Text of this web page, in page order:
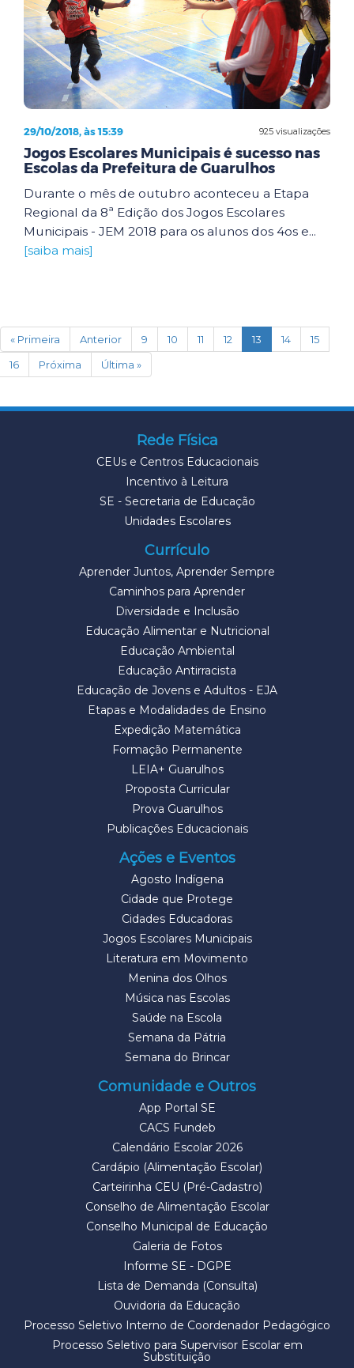
925 visualizações
29/10/2018, às 15:39
Jogos Escolares Municipais é sucesso nas
Escolas da Prefeitura de Guarulhos
Durante o mês de outubro aconteceu a Etapa
Regional da 8ª Edição dos Jogos Escolares
Municipais - JEM 2018 para os alunos dos 4os e...
[saiba mais]
« Primeira Anterior 9 10 11 12 13 (current)
14
15
16
Próxima Última »
Rede Física
CEUs e Centros Educacionais
Incentivo à Leitura
SE - Secretaria de Educação
Unidades Escolares
Currículo
Aprender Juntos, Aprender Sempre
Caminhos para Aprender
Diversidade e Inclusão
Educação Alimentar e Nutricional
Educação Ambiental
Educação Antirracista
Educação de Jovens e Adultos - EJA
Etapas e Modalidades de Ensino
Expedição Matemática
Formação Permanente
LEIA+ Guarulhos
Proposta Curricular
Prova Guarulhos
Publicações Educacionais
Ações e Eventos
Agosto Indígena
Cidade que Protege
Cidades Educadoras
Jogos Escolares Municipais
Literatura em Movimento
Menina dos Olhos
Música nas Escolas
Saúde na Escola
Semana da Pátria
Semana do Brincar
Comunidade e Outros
App Portal SE
CACS Fundeb
Calendário Escolar 2026
Cardápio (Alimentação Escolar)
Carteirinha CEU (Pré-Cadastro)
Conselho de Alimentação Escolar
Conselho Municipal de Educação
Galeria de Fotos
Informe SE - DGPE
Lista de Demanda (Consulta)
Ouvidoria da Educação
Processo Seletivo Interno de Coordenador Pedagógico
Processo Seletivo para Supervisor Escolar em
Substituição